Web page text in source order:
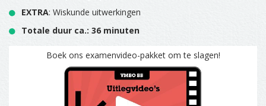
EXTRA: Wiskunde uitwerkingen
Totale duur ca.: 36 minuten
Boek ons examenvideo-pakket om te slagen!